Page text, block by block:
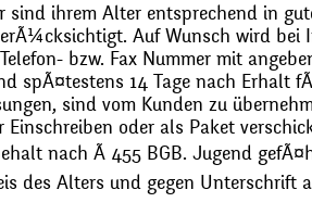
ihrem Alter entsprechend in
Auf Wunsch wird bei
bzw. Fax Nummer mit
spÃ¤testens 14 Tage nach Erhalt
sind vom Kunden zu
oder als Paket
nach Ã 455 BGB. Jugend
des Alters und gegen Unterschrift